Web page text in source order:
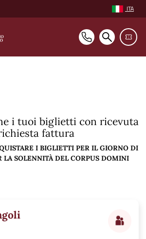
Selezione
ITA
i tuoi biglietti con ricevuta
fattura
I BIGLIETTI PER IL GIORNO DI
LA SOLENNITÀ DEL CORPUS DOMINI